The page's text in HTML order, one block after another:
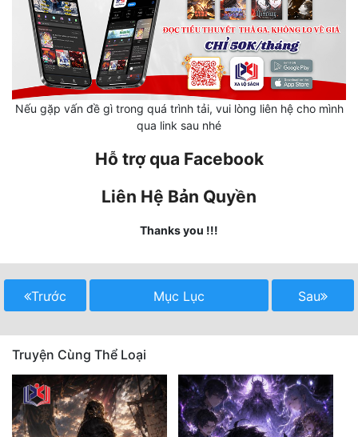
Linh Dị
Làm Giàu
Lịch Sử
Mưu Mô
Nữ Phụ
Phong Thủy - Tâm Linh
Phương Tây
Phản Phái
Quan Trường
Nếu gặp vấn đề gì trong quá trình tải, vui lòng liên hệ cho mình
qua link sau nhé
Hỗ trợ qua Facebook
Liên Hệ Bản Quyền
Thanks you !!!
Trước Mục Lục Sau
Truyện Cùng Thể Loại